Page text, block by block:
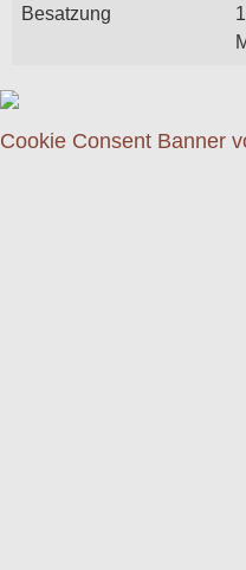
Besatzung
Cookie Consent Banner